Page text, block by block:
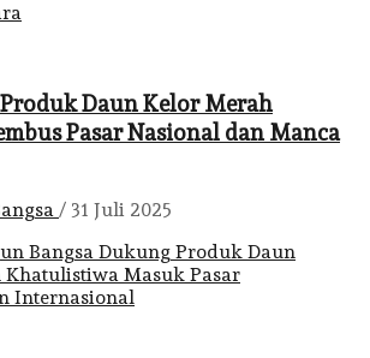
Daun Kelor Merah
Pasar Nasional dan Manca
/ 31 Juli 2025